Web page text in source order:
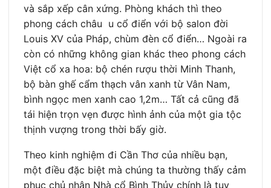
và sắp xếp cân xứng. Phòng khách thì theo
phong cách châu u cổ điển với bộ salon đời
Louis XV của Pháp, chùm đèn cổ điển… Ngoài ra
còn có những không gian khác theo phong cách
Việt cổ xa hoa: bộ chén rượu thời Minh Thanh,
bộ bàn ghế cẩm thạch vân xanh từ Vân Nam,
bình ngọc men xanh cao 1,2m… Tất cả cũng đã
tái hiện trọn vẹn được hình ảnh của một gia tộc
thịnh vượng trong thời bấy giờ.
Theo kinh nghiệm đi Cần Thơ của nhiều bạn,
một điều đặc biệt mà chúng ta thường thấy cảm
phục chủ nhân Nhà cổ Bình Thủy chính là tuy